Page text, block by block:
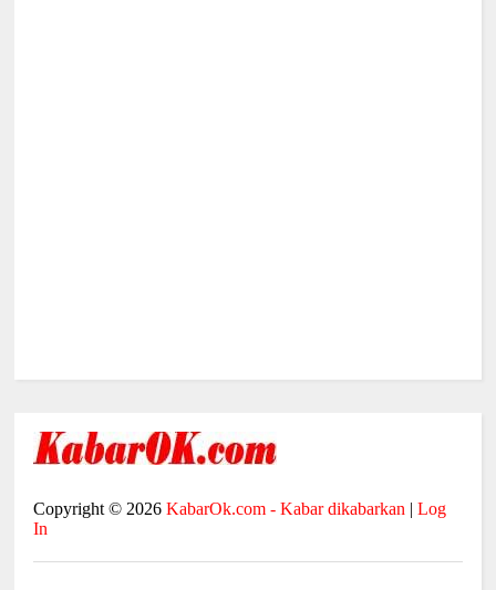
Copyright © 2026KabarOk.com - Kabar dikabarkan |Log
In